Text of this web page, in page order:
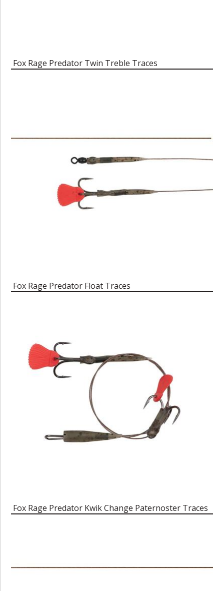
Fox Rage Predator Twin Treble Traces
Fox Rage Predator Float Traces
Fox Rage Predator Kwik Change Paternoster Traces